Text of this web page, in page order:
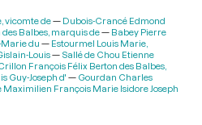
vicomte de
Dubois-Crancé Edmond
Balbes, marquis de
Babey Pierre
du
Estourmel Louis Marie,
Louis
Sallé de Chou Etienne
François Félix Berton des Balbes,
Guy-Joseph d'
Gourdan Charles
Maximilien François Marie Isidore Joseph